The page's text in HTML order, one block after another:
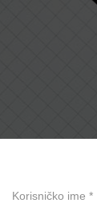
Korisničko ime *